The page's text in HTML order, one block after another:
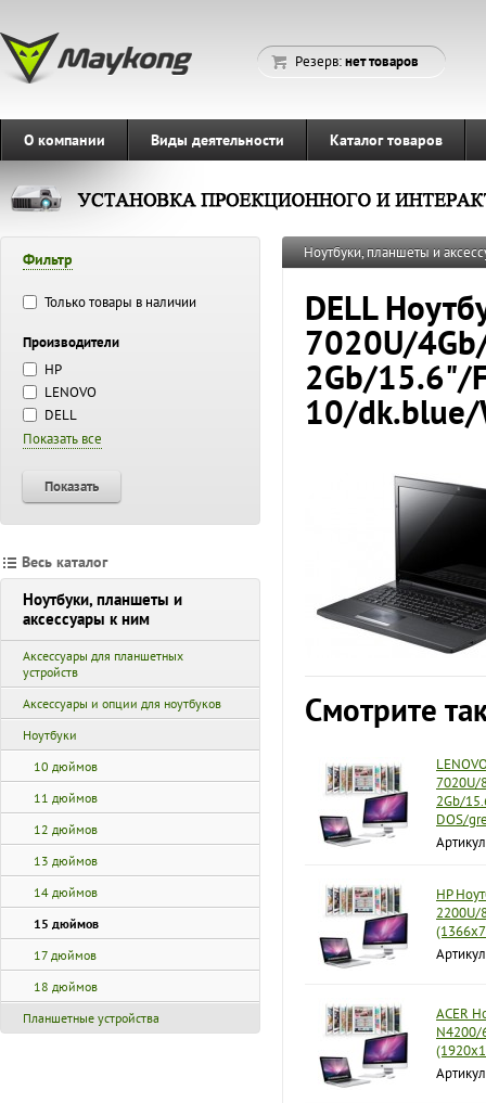
Резерв:нет товаров
О компании Виды деятельности Каталог товаров
Фильтр
Только товары в наличии
Производители
HP
LENOVO
DELL
Показать все
Показать
Весь каталог
Ноутбуки, планшеты и
аксессуары к ним
Аксессуары для планшетных
устройств
Аксессуары и опции для ноутбуков
Ноутбуки
10 дюймов
11 дюймов
12 дюймов
13 дюймов
14 дюймов
15 дюймов
17 дюймов
18 дюймов
Планшетные устройства
Ноутбуки, планшеты и
DELL
7020U/
2Gb/15.6"/
10/dk.blue/
Смотрите
7020U/
2Gb/
DOS/
HP
2200U/
ACER
N4200/